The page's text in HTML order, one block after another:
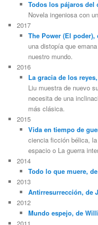
Todos los pájaros del
Novela ingeniosa con
2017
The Power (El
una distopía que
nuestro mundo.
2016
La gracia de los
Liu muestra de nuevo
necesita de una
más clásica.
2015
Vida en tiempo de
ciencia ficción bélica,
espacio o La guerra
2014
Todo lo que muere,
2013
Antirresurrección, de
2012
Mundo espejo, de